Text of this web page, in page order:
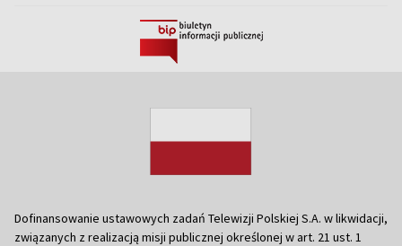
Dofinansowanie ustawowych zadań Telewizji Polskiej S.A. w likwidacji,
związanych z realizacją misji publicznej określonej w art. 21 ust. 1